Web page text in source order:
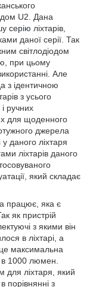
U2. Дана
серію ліхтарів,
даної серії. Так
світлодіодом
при цьому
Але
з ідентичною
з усього
ручних
для щоденного
джерела
даного ліхтаря
ліхтарів даного
який складає
працює, яка є
як пристрій
з якими він
в ліхтарі, а
максимальна
в 1000 люмен.
для ліхтаря, який
з